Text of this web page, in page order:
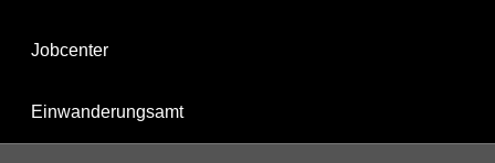
Jobcenter
Einwanderungsamt